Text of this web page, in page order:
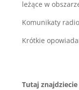
leżące w
Komunikaty
Krótkie
Tutaj